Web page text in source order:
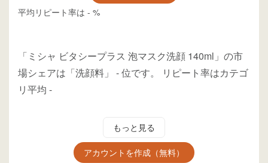
平均リピート率は - %
「ミシャ ビタシープラス 泡マスク洗顔 140ml」の市
場シェアは「洗顔料」 -位です。
リピート率はカテゴ
リ平均 -
もっと見る
アカウントを作成（無料）